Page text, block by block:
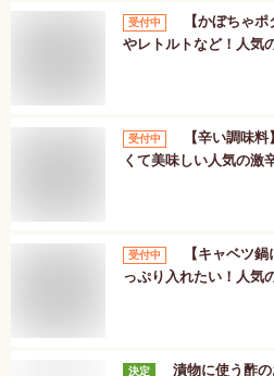
受付中
【かぼちゃ
やレトルトなど！人気
受付中
【辛い調味
くて美味しい人気の激
受付中
【キャベツ
っぷり入れたい！人気
決定 漬物に使う酢